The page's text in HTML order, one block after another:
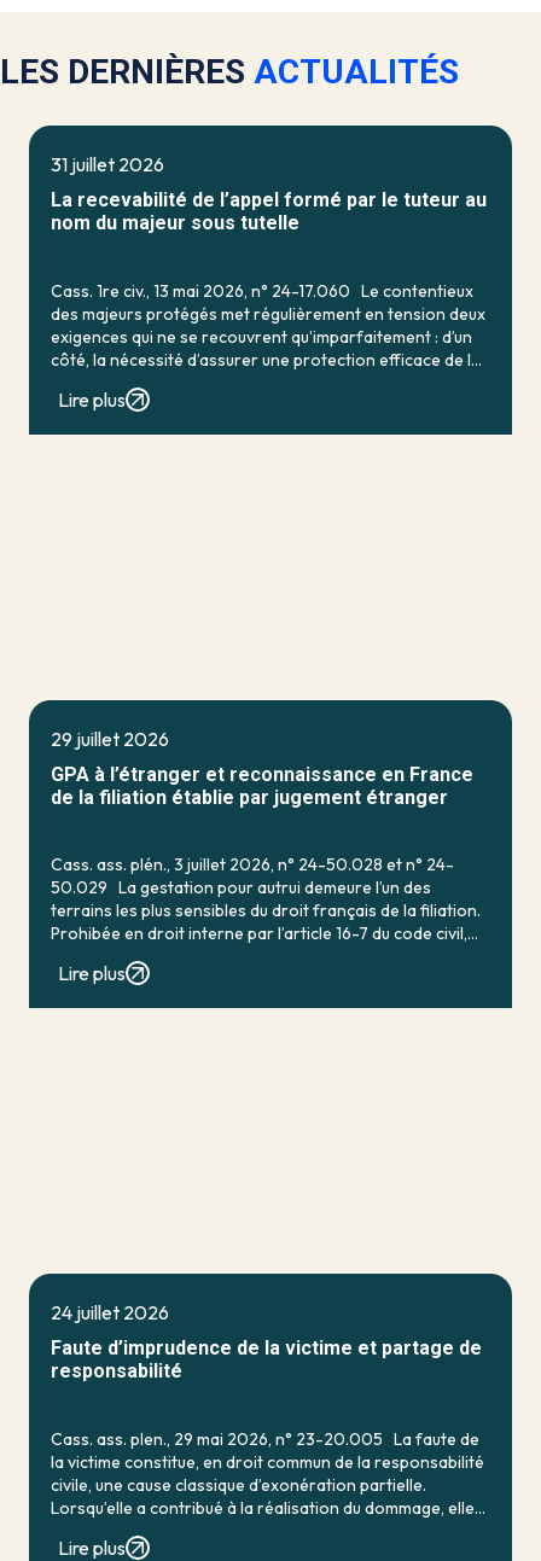
LES DERNIÈRES ACTUALITÉS
31 juillet 2026
La recevabilité de l’appel formé par le tuteur au
nom du majeur sous tutelle
Cass. 1re civ., 13 mai 2026, n° 24-17.060 Le contentieux
des majeurs protégés met régulièrement en tension deux
exigences qui ne se recouvrent qu’imparfaitement : d’un
côté, la nécessité d’assurer une protection efficace de la
Lire plus
29 juillet 2026
GPA à l’étranger et reconnaissance en France
de la filiation établie par jugement étranger
Cass. ass. plén., 3 juillet 2026, n° 24-50.028 et n° 24-
50.029 La gestation pour autrui demeure l’un des
terrains les plus sensibles du droit français de la filiation.
Prohibée en droit interne par l’article 16-7 du code civil,
Lire plus
24 juillet 2026
Faute d’imprudence de la victime et partage de
responsabilité
Cass. ass. plen., 29 mai 2026, n° 23-20.005 La faute de
la victime constitue, en droit commun de la responsabilité
civile, une cause classique d’exonération partielle.
Lorsqu’elle a contribué à la réalisation du dommage, elle
conduit en principe à […]
Lire plus